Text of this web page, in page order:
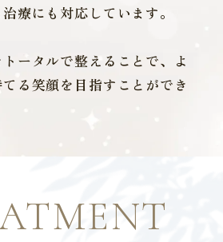
療にも対応しています。
ータルで整えることで、 よ
る笑顔を目指すことができ